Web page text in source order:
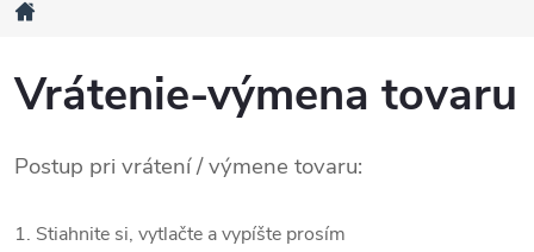
Vrátenie-výmena tovaru
Postup pri vrátení / výmene tovaru:
1. Stiahnite si, vytlačte a vypíšte prosím